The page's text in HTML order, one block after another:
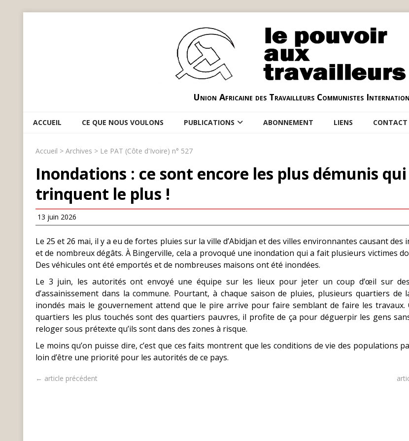
Union Africaine des Travailleurs Communistes
ACCUEIL CE QUE NOUS VOULONS PUBLICATIONS ABONNEMENT LIENS CONTACT
Accueil > Archives > Le PAT (Côte d'Ivoire) n° 527
Inondations : ce sont encore les plus démunis qui
trinquent le plus !
13 juin 2026
Le 25 et 26 mai, il y a eu de fortes pluies sur la ville d’Abidjan et des villes environnantes causant des
et de nombreux dégâts. À Bingerville, cela a provoqué une inondation qui a fait plusieurs victimes
Des véhicules ont été emportés et de nombreuses maisons ont été inondées.
Le 3 juin, les autorités ont envoyé une équipe sur les lieux pour jeter un coup d’œil sur
d’assainissement dans la commune. Pourtant, à chaque saison de pluies, plusieurs quartiers de
inondés mais le gouvernement attend que le pire arrive pour faire semblant de faire les travaux.
quartiers les plus touchés sont des quartiers pauvres, il profite de ça pour déguerpir les gens
reloger sous prétexte qu’ils sont dans des zones à risque.
Le moins qu’on puisse dire, c’est que ces faits montrent que les conditions de vie des populations
loin d’être une priorité pour les autorités de ce pays.
← article précédent